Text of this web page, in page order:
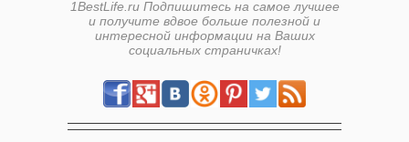
1BestLife.ru Подпишитесь на самое лучшее
и получите вдвое больше полезной и
интересной информации на Ваших
социальных страничках!